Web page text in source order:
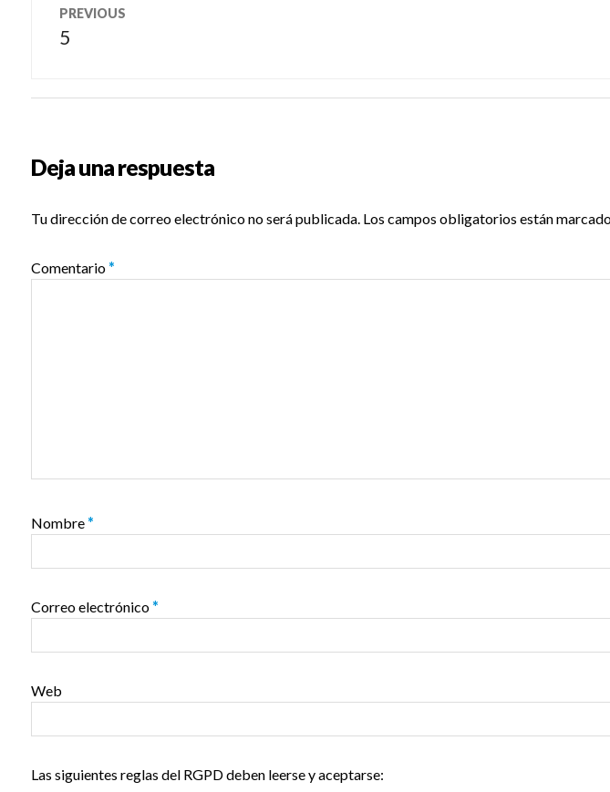
PREVIOUS
Previous
5
Deja una respuesta
Tu dirección de correo electrónico no será publicada. Los campos obligatorios están
Comentario*
Nombre*
Correo electrónico*
Web
Las siguientes reglas del RGPD deben leerse y aceptarse: